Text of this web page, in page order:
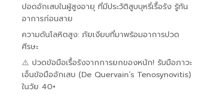
ปอดอักเสบในผู้สูงอายุ ที่มีประวัติสูบบุหรี่เรื้อรัง รู้ทัน
อาการก่อนสาย
ความดันโลหิตสูง: ภัยเงียบที่มาพร้อมอาการปวด
ศีรษะ
⚠️ ปวดข้อมือเรื้อรังจากการยกของหนัก! รับมือภาวะ
เอ็นข้อมืออักเสบ (De Quervain’s Tenosynovitis)
ในวัย 40+